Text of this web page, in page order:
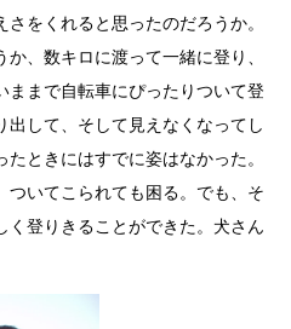
をくれると思ったのだろうか。
、数キロに渡って一緒に登り、
ままで自転車にぴったりついて登
出して、そして見えなくなってし
ときにはすでに姿はなかった。
ついてこられても困る。でも、そ
く登りきることができた。犬さん